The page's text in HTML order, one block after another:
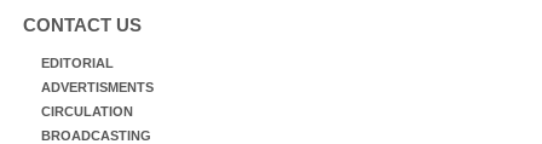
CONTACT US
EDITORIAL
ADVERTISMENTS
CIRCULATION
BROADCASTING